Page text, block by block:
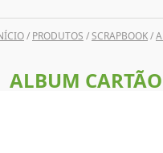
/ PRODUTOS /SCRAPBOOK/
ALBUM